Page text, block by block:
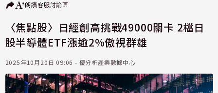
朗讀客服討論區
〈焦點股〉日經創高挑戰49000關卡 2檔日
股半導體ETF漲逾2%傲視群雄
2025年10月20日 09:06 - 優分析產業數據中心